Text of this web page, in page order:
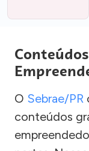
O Sebrae/PR
conteúdos